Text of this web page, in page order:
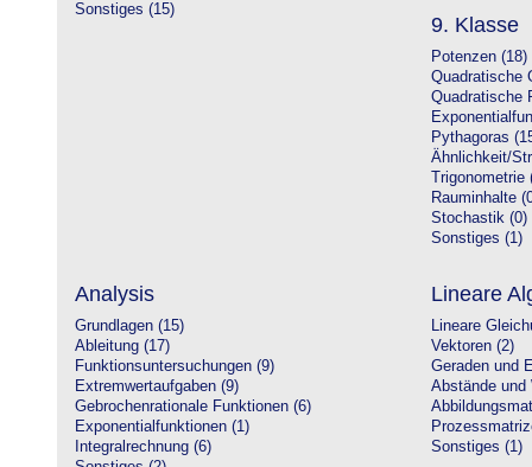
Sonstiges (15)
9. Klasse
Potenzen (18)
Quadratische
Quadratische
Pythagoras
Ähnlichkeit/
Trigonometrie
Rauminhalte
Stochastik (0)
Sonstiges (1)
Analysis
Grundlagen (15)
Ableitung (17)
Funktionsuntersuchungen (9)
Extremwertaufgaben (9)
Gebrochenrationale Funktionen (6)
Exponentialfunktionen (1)
Integralrechnung (6)
Lineare
Lineare
Vektoren (2)
Geraden und
Abstände und
Sonstiges (1)